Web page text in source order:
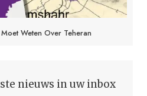
Weten Over Teheran
nieuws in uw inbox